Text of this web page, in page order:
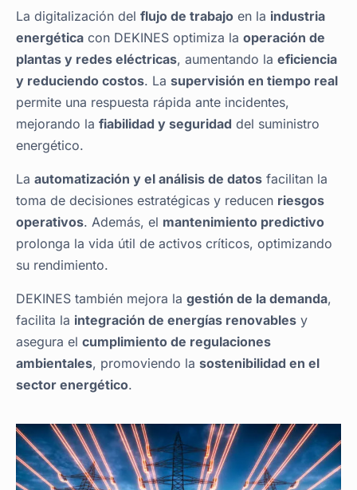
La digitalización del flujo de trabajo en la industria
energética con DEKINES optimiza la operación de
plantas y redes eléctricas, aumentando la eficiencia
y reduciendo costos. La supervisión en tiempo real
permite una respuesta rápida ante incidentes,
mejorando la fiabilidad y seguridad del suministro
energético.
La automatización y el análisis de datos facilitan la
toma de decisiones estratégicas y reducen riesgos
operativos. Además, el mantenimiento predictivo
prolonga la vida útil de activos críticos, optimizando
su rendimiento.
DEKINES también mejora la gestión de la demanda,
facilita la integración de energías renovables y
asegura el cumplimiento de regulaciones
ambientales, promoviendo la sostenibilidad en el
sector energético.